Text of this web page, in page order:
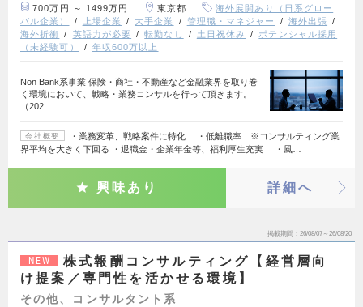
700万円 ～ 1499万円 東京都
海外展開あり（日系グロー
バル企業）
上場企業 大手企業 管理職・マネジャー
海外出張
海外折衝
英語力が必要 転勤なし 土日祝休み
ポテンシャル採用
（未経験可）
年収600万以上
Non Bank系事業 保険・商社・不動産など金融業界を取り巻
く環境において、戦略・業務コンサルを行って頂きます。
（202…
会社概要
・業務変革、戦略案件に特化 ・低離職率 ※コンサルティング業
界平均を大きく下回る ・退職金・企業年金等、福利厚生充実 ・風…
興味あり 詳細へ
掲載期間 26/08/07～26/08/20
NEW
株式報酬コンサルティング【経営層向
け提案／専門性を活かせる環境】
その他、コンサルタント系